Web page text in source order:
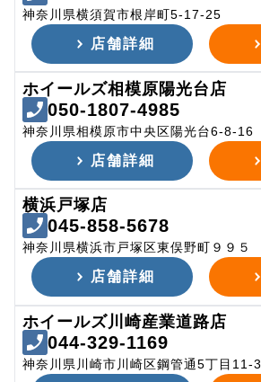
神奈川県横須賀市根岸町5-17-25
店舗詳細
ホイールズ相模原陽光台店
050-1807-4985
神奈川県相模原市中央区陽光台6-8-16
店舗詳細
横浜戸塚店
045-858-5678
神奈川県横浜市戸塚区東俣野町９９５
店舗詳細
ホイールズ川崎産業道路店
044-329-1169
神奈川県川崎市川崎区鋼管通5丁目11-3